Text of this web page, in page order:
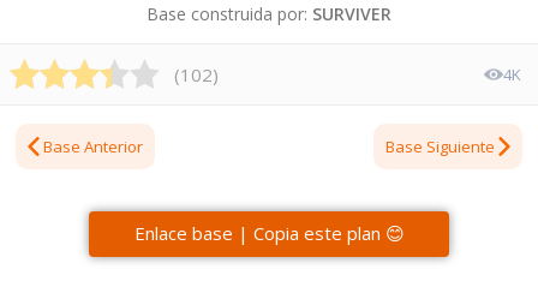
Base construida por: SURVIVER
(102) 4K
Base Anterior Base Siguiente
Enlace base | Copia este plan 😊